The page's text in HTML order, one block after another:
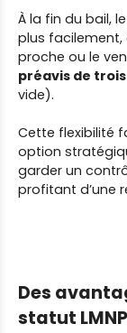
À la fin du bail,
plus facilement,
proche ou le
préavis de
vide).
Cette flexibilité
option
garder un
profitant d’une
Des
statut LMNP